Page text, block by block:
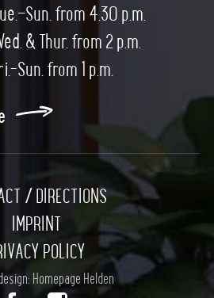
from 4.30 p.m.
& Thur. from 2 p.m.
Sun. from 1 p.m.
/ DIRECTIONS
IMPRINT
POLICY
Homepage Helden